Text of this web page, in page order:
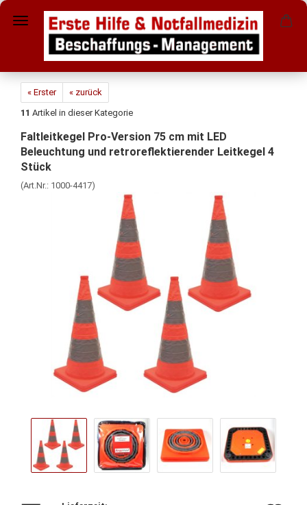
« Erster
« zurück
11 Artikel in dieser Kategorie
Faltleitkegel Pro-Version 75 cm mit LED
Beleuchtung und retroreflektierender Leitkegel 4
Stück
(Art.Nr.: 1000-4417)